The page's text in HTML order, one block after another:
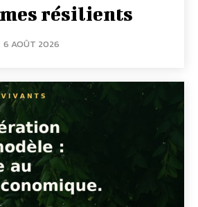
résilients
6 AOÛT 2026